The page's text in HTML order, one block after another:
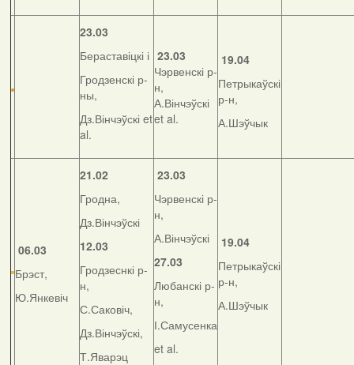
23.03
Бераставіцкі і
Гродзенскі р-
ны,
Дз.Вінчэўскі et
al.
23.03
Чэрвенскі р-
н,
А.Вінчэўскі
et al.
19.04
Петрыкаўскі
р-н,
А.Шэўчык
06.03
Брэст,
Ю.Янкевіч
21.02
Гродна,
Дз.Вінчэўскі
12.03
Гродзеснкі р-
н,
С.Саковіч,
Дз.Вінчэўскі,
Т.Яварэц
23.03
Чэрвенскі р-
н,
А.Вінчэўскі
27.03
Любанскі р-
н,
І.Самусенка
et al.
19.04
Петрыкаўскі
р-н,
А.Шэўчык